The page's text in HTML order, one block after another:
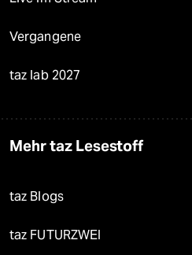
Vergangene
taz lab 2027
Mehr taz Lesestoff
taz Blogs
taz FUTURZWEI